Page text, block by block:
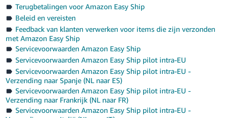
Terugbetalingen voor Amazon Easy Ship
Beleid en vereisten
Feedback van klanten verwerken voor items die zijn verzonden
met Amazon Easy Ship
Servicevoorwaarden Amazon Easy Ship
Servicevoorwaarden Amazon Easy Ship pilot intra-EU
Servicevoorwaarden Amazon Easy Ship pilot intra-EU -
Verzending naar Spanje (NL naar ES)
Servicevoorwaarden Amazon Easy Ship pilot intra-EU -
Verzending naar Frankrijk (NL naar FR)
Servicevoorwaarden Amazon Easy Ship pilot intra-EU -